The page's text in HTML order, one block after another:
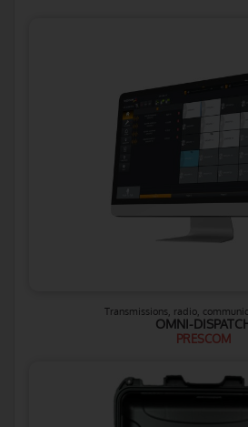
Transmissions, radio,
OMNI-
PRESCOM